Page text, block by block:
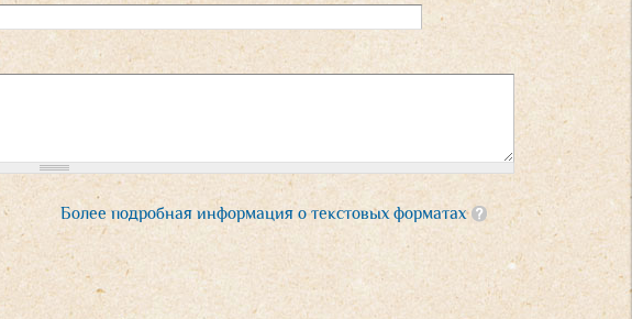
Более подробная информация о текстовых форматах